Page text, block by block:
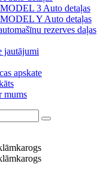
MODEL 3 Auto detaļas
MODEL Y Auto detaļas
rezerves daļas
jautājumi
apskate
mums